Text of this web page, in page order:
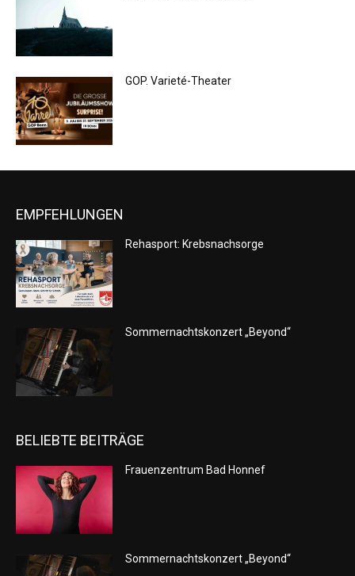
GOP. Varieté-Theater
EMPFEHLUNGEN
Rehasport: Krebsnachsorge
Sommernachtskonzert „Beyond“
BELIEBTE BEITRÄGE
Frauenzentrum Bad Honnef
Sommernachtskonzert „Beyond“